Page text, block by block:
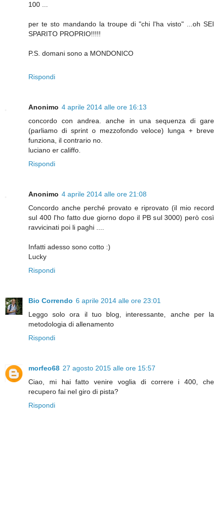
100 ...
per te sto mandando la troupe di "chi l'ha visto" ...oh SEI
SPARITO PROPRIO!!!!!
P.S. domani sono a MONDONICO
Rispondi
Anonimo 4 aprile 2014 alle ore 16:13
concordo con andrea. anche in una sequenza di gare
(parliamo di sprint o mezzofondo veloce) lunga + breve
funziona, il contrario no.
luciano er califfo.
Rispondi
Anonimo 4 aprile 2014 alle ore 21:08
Concordo anche perché provato e riprovato (il mio record
sul 400 l'ho fatto due giorno dopo il PB sul 3000) però così
ravvicinati poi li paghi ....
Infatti adesso sono cotto :)
Lucky
Rispondi
Bio Correndo 6 aprile 2014 alle ore 23:01
Leggo solo ora il tuo blog, interessante, anche per la
metodologia di allenamento
Rispondi
morfeo68 27 agosto 2015 alle ore 15:57
Ciao, mi hai fatto venire voglia di correre i 400, che
recupero fai nel giro di pista?
Rispondi